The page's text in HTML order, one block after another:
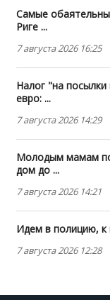
Самые
Риге ...
7 августа 2026 16:25
Налог "на
евро: ...
7 августа 2026 14:29
Молодым мамам
дом до ...
7 августа 2026 14:21
Идем в полицию, к
7 августа 2026 12:28